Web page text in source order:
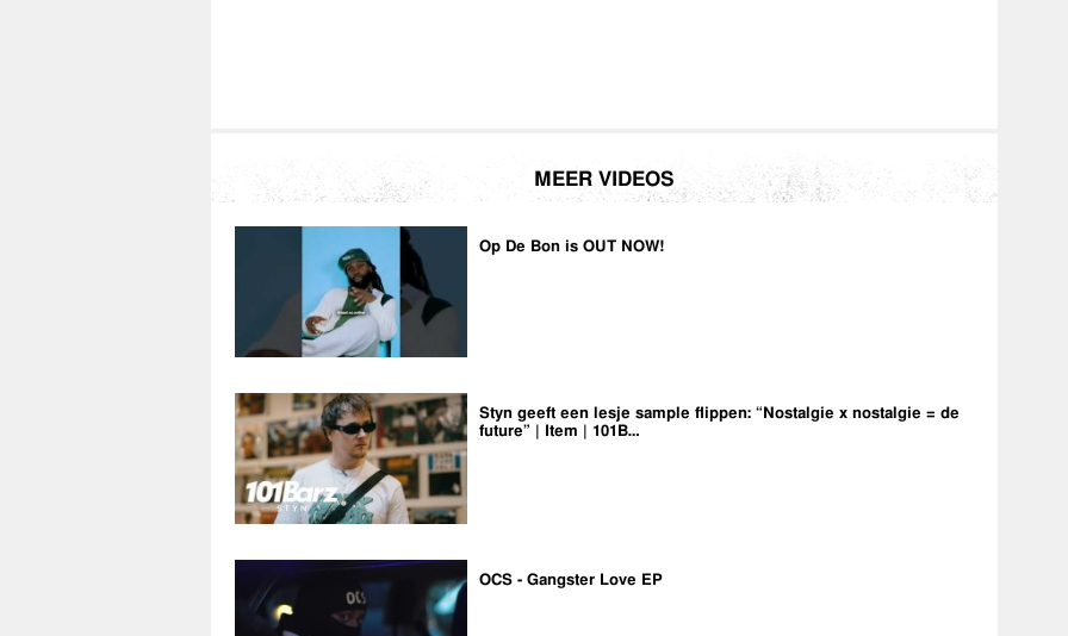
MEER VIDEOS
Op De Bon is OUT NOW!
Styn geeft een lesje sample flippen: “Nostalgie x nostalgie = de
future” | Item | 101B…
OCS - Gangster Love EP